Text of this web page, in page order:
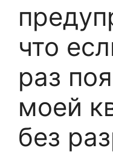
что
раз
моей
без